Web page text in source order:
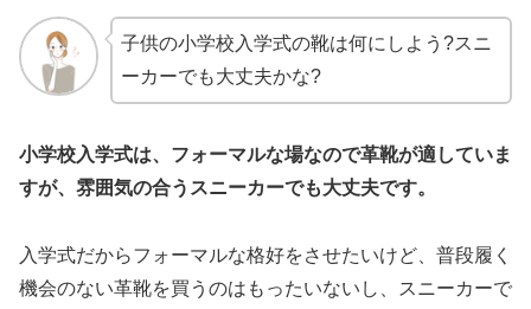
子供の小学校入学式の靴は何にしよう?スニ
ーカーでも大丈夫かな?
小学校入学式は、フォーマルな場なので革靴が適していま
すが、雰囲気の合うスニーカーでも大丈夫です。
入学式だからフォーマルな格好をさせたいけど、普段履く
機会のない革靴を買うのはもったいないし、スニーカーで